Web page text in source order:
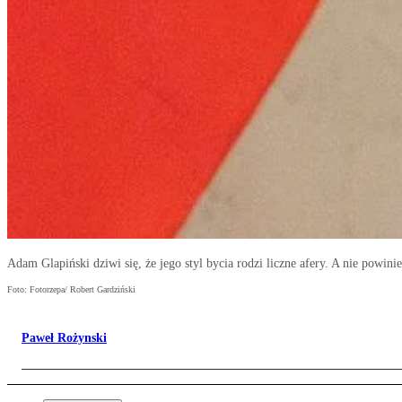
Adam Glapiński dziwi się, że jego styl bycia rodzi liczne afery. A nie
Foto: Fotorzepa/ Robert Gardziński
Paweł Rożynski